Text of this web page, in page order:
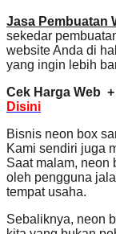
Jasa Pembuatan
sekedar
website Anda di
yang ingin lebih
Cek Harga Web
Disini
Bisnis neon box
Kami sendiri juga
Saat malam, neon
oleh pengguna
tempat usaha.
Sebaliknya, neon